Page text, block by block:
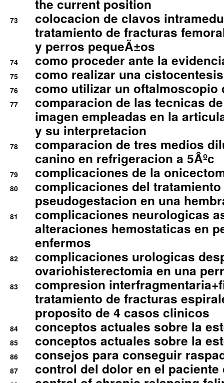
the current position
73
colocacion de clavos
tratamiento de fracturas
y perros pequeÃ±os
74 como proceder ante la
75 como realizar una
76 como utilizar un oftalmoscopio
77
comparacion de las tecnicas
imagen empleadas en la
y su interpretacion
78
comparacion de tres medios
canino en refrigeracion a 5Âºc
79 complicaciones de la
80
complicaciones del
pseudogestacion en una
81
complicaciones neurologicas
alteraciones hemostaticas en
enfermos
82
complicaciones urologicas
ovariohisterectomia en una
83
compresion
tratamiento de fracturas
proposito de 4 casos clinicos
84 conceptos actuales sobre la
85 conceptos actuales sobre la
86 consejos para conseguir
87 control del dolor en el